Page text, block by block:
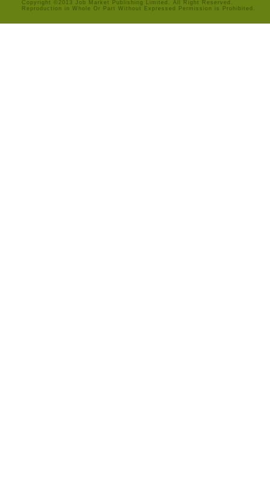
Copyright ©2013 Job Market Publishing Limited. All Right Reserved.
Reproduction in Whole Or Part Without Expressed Permission is Prohibited.